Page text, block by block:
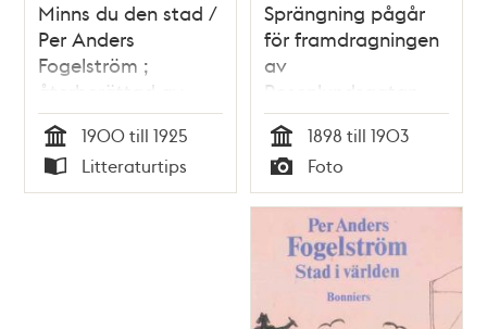
Minns du den stad /
Per Anders
Fogelström ;
återberättad av
Johan Werkmäster ;
bilder av Kalle
Berggren
Tid
1900 till 1925
Typ
Litteraturtips
Sprängning pågår
för framdragningen
av
Rosenlundsgatan.
Vy norrut från Maria
Prästgårdsgata
mellan kvarteren
Piskan och Grimman
Tid
1898 till 1903
Typ
Foto